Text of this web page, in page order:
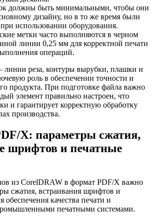
должны быть минимальными, чтобы они
дизайну, но в то же время были
использовании оборудования.
метки часто выполняются в черном
линии 0,25 мм для корректной печати
операций.
линии реза, контуры вырубки, плашки и
роль в обеспечении точности и
продукта. При подготовке файла важно
элемент правильно настроен, что
и гарантирует корректную обработку
производства.
X: параметры сжатия,
шрифтов и печатные
из CorelDRAW в формат PDF/X важно
сжатия, встраивания шрифтов и
обеспечения качества печати и
печатными системами.